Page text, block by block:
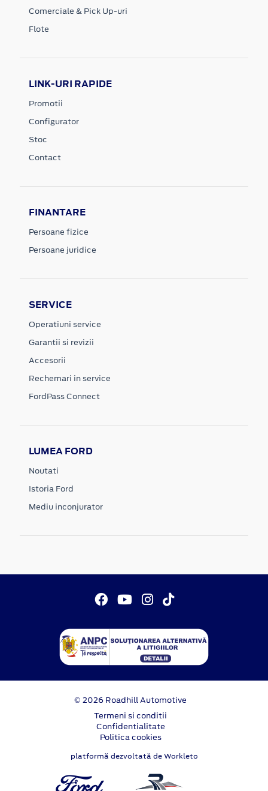
Comerciale & Pick Up-uri
Flote
LINK-URI RAPIDE
Promotii
Configurator
Stoc
Contact
FINANTARE
Persoane fizice
Persoane juridice
SERVICE
Operatiuni service
Garantii si revizii
Accesorii
Rechemari in service
FordPass Connect
LUMEA FORD
Noutati
Istoria Ford
Mediu inconjurator
© 2026 Roadhill Automotive
Termeni si conditii
Confidentialitate
Politica cookies
platformă dezvoltată de Workleto